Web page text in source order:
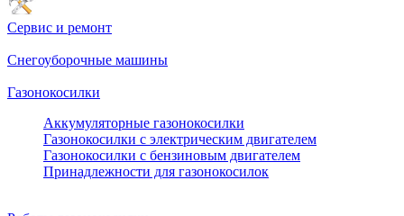
Сервис и ремонт
Снегоуборочные машины
Газонокосилки
Аккумуляторные газонокосилки
Газонокосилки с электрическим двигателем
Газонокосилки с бензиновым двигателем
Принадлежности для газонокосилок